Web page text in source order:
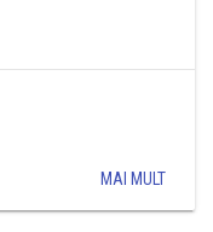
MAI MULT